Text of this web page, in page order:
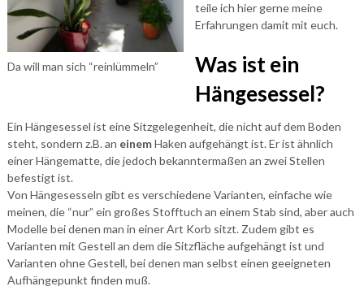
Da will man sich “reinlümmeln”
teile ich hier gerne meine
Erfahrungen damit mit euch.
Was ist ein
Hängesessel?
Ein Hängesessel ist eine Sitzgelegenheit, die nicht auf dem Boden
steht, sondern z.B. an einemHaken aufgehängt ist. Er ist ähnlich
einer Hängematte, die jedoch bekanntermaßen an zwei Stellen
befestigt ist.
Von Hängesesseln gibt es verschiedene Varianten, einfache wie
meinen, die “nur” ein großes Stofftuch an einem Stab sind, aber auch
Modelle bei denen man in einer Art Korb sitzt. Zudem gibt es
Varianten mit Gestell an dem die Sitzfläche aufgehängt ist und
Varianten ohne Gestell, bei denen man selbst einen geeigneten
Aufhängepunkt finden muß.